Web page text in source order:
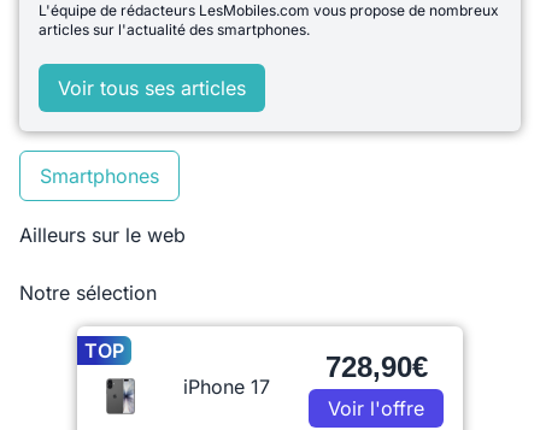
L'équipe de rédacteurs LesMobiles.com vous propose de nombreux
articles sur l'actualité des smartphones.
Voir tous ses articles
Smartphones
Ailleurs sur le web
Notre sélection
TOP
iPhone 17
728,90€
Voir l'offre